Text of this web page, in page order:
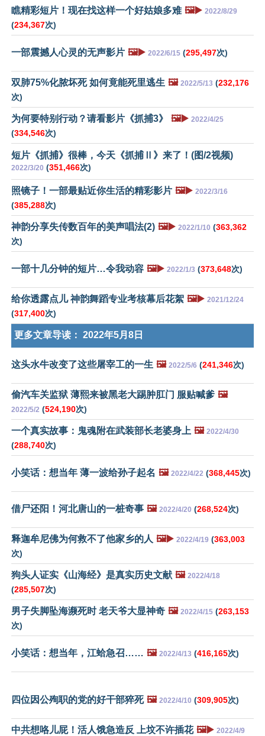
瞧精彩短片！现在找这样一个好姑娘多难 🖼️▶️ 2022/8/29
(234,367次)
一部震撼人心灵的无声影片 🖼️▶️ 2022/6/15 (295,497次)
双肺75%化脓坏死 如何竟能死里逃生 🖼️ 2022/5/13 (232,176
次)
为何要特别行动？请看影片《抓捕3》 🖼️▶️ 2022/4/25
(334,546次)
短片《抓捕》很棒，今天《抓捕Ⅱ》来了！(图/2视频)
2022/3/20 (351,466次)
照镜子！一部最贴近你生活的精彩影片 🖼️▶️ 2022/3/16
(385,288次)
神韵分享失传数百年的美声唱法(2) 🖼️▶️ 2022/1/10 (363,362
次)
一部十几分钟的短片…令我动容 🖼️▶️ 2022/1/3 (373,648次)
给你透露点儿 神韵舞蹈专业考核幕后花絮 🖼️▶️ 2021/12/24
(317,400次)
更多文章导读： 2022年5月8日
这头水牛改变了这些屠宰工的一生 🖼️ 2022/5/6 (241,346次)
偷汽车关监狱 薄熙来被黑老大踢肿肛门 服贴喊爹 🖼️
2022/5/2 (524,190次)
一个真实故事：鬼魂附在武装部长老婆身上 🖼️ 2022/4/30
(288,740次)
小笑话：想当年 薄一波给孙子起名 🖼️ 2022/4/22 (368,445次)
借尸还阳！河北唐山的一桩奇事 🖼️ 2022/4/20 (268,524次)
释迦牟尼佛为何救不了他家乡的人 🖼️▶️ 2022/4/19 (363,003
次)
狗头人证实《山海经》是真实历史文献 🖼️ 2022/4/18
(285,507次)
男子失脚坠海濒死时 老天爷大显神奇 🖼️ 2022/4/15 (263,153
次)
小笑话：想当年，江蛤急召…… 🖼️ 2022/4/13 (416,165次)
四位因公殉职的党的好干部猝死 🖼️ 2022/4/10 (309,905次)
中共想咯儿屁！活人饿急造反 上坟不许插花 🖼️▶️ 2022/4/9